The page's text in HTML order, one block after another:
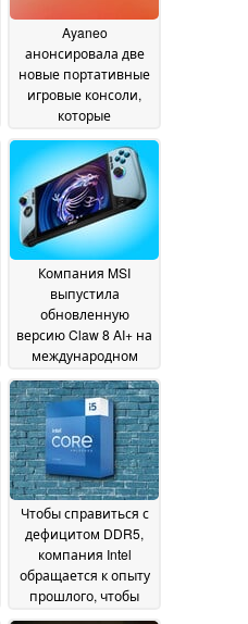
Ayaneo
анонсировала две
новые портативные
игровые консоли,
которые
выпустить по всему
миру04 July 2026
Компания MSI
выпустила
обновленную
версию Claw 8 AI+ на
международном
версии Glacier Blue
Edition03 July 2026
Чтобы справиться с
дефицитом DDR5,
компания Intel
обращается к опыту
прошлого, чтобы